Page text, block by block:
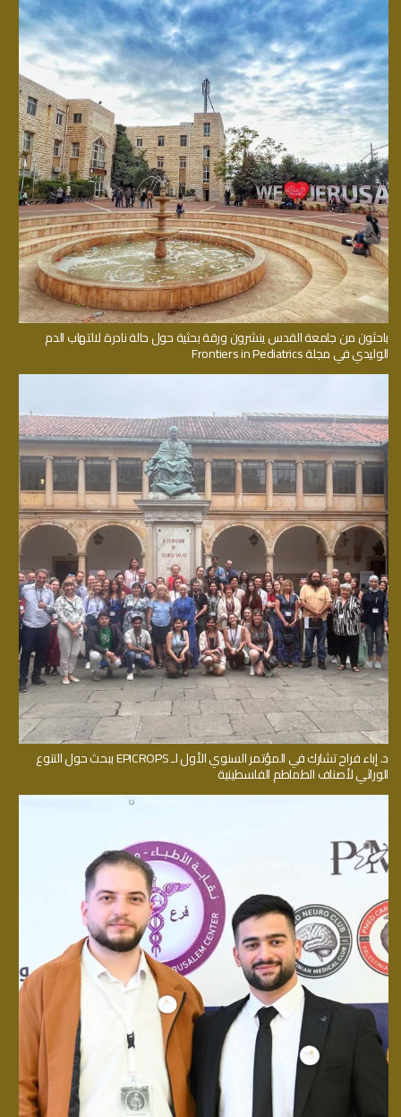
باحثون من جامعة القدس ينشرون ورقة بحثية حول حالة نادرة لالتهاب الدم
الوليدي في مجلة Frontiers in Pediatrics
د. إباء فراح تشارك في المؤتمر السنوي الأول لـ EPICROPS ببحث حول التنوع
الوراثي لأصناف الطماطم الفلسطينية